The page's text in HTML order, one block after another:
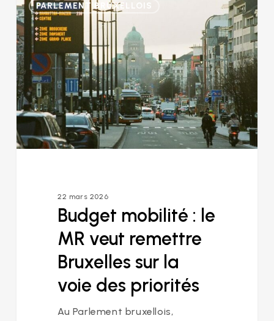
mobilité
:
le
MR
veut
remettre
Bruxelles
sur
la
voie
des
PARLEMENT BRUXELLOIS
22 mars 2026
Budget mobilité : le
MR veut remettre
Bruxelles sur la
voie des priorités
Au Parlement bruxellois,